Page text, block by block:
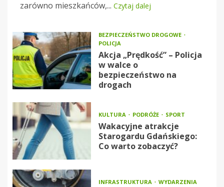
zarówno mieszkańców,... Czytaj dalej
BEZPIECZEŃSTWO DROGOWE
POLICJA
Akcja „Prędkość” – Policja
w walce o
bezpieczeństwo na
drogach
KULTURA PODRÓŻE SPORT
Wakacyjne atrakcje
Starogardu Gdańskiego:
Co warto zobaczyć?
INFRASTRUKTURA WYDARZENIA